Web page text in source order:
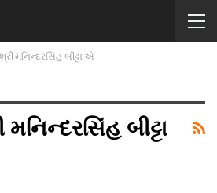
મનિન્દરસિંહ બીટ્ટા એ
બીટ્ટા